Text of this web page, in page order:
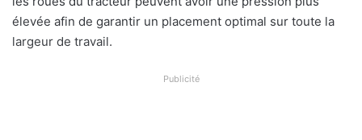
élevée afin de garantir un placement optimal sur toute la
largeur de travail.
Publicité